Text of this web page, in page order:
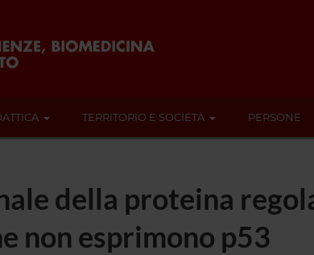
TERRITORIO E SOCIETÀ PERSONE
della proteina
non esprimono p53